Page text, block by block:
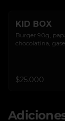
KID BOX
Burger 90g,
chocolatina,
$25.000